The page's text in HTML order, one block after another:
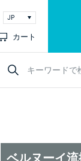
カート
ベルヌーイ流